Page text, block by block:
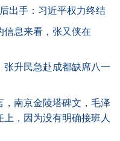
出手：习近平权力终结
信息来看，张又侠在
升民急赴成都缺席八一
南京金陵塔碑文，毛泽
，因为没有明确接班人